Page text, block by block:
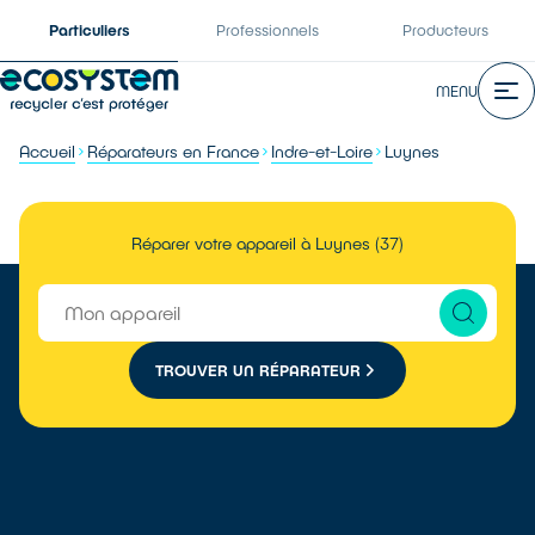
Particuliers Professionnels Producteurs
MENU
Accueil Réparateurs en France Indre-et-Loire Luynes
Réparer votre appareil à Luynes (37)
TROUVER UN RÉPARATEUR